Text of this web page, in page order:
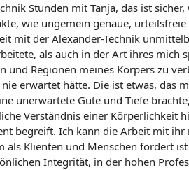
Stunden mit Tanja, das ist
wie ungemein genaue,
mit der Alexander-Technik
als auch in der Art ihres mich
und Regionen meines Körpers zu
erwartet hätte. Die ist etwas, das
unerwartete Güte und Tiefe
Verständnis einer Körperlichkeit
begreift. Ich kann die Arbeit mit ihr
als Klienten und Menschen fordert
Integrität, in der hohen